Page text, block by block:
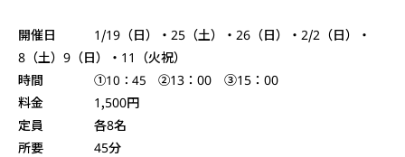
開催日 1/19（日）・25（土）・26（日）・2/2（日）・
8（土）9（日）・11（火祝）
時間 ①10：45 ②13：00 ③15：00
料金 1,500円
定員 各8名
所要 45分